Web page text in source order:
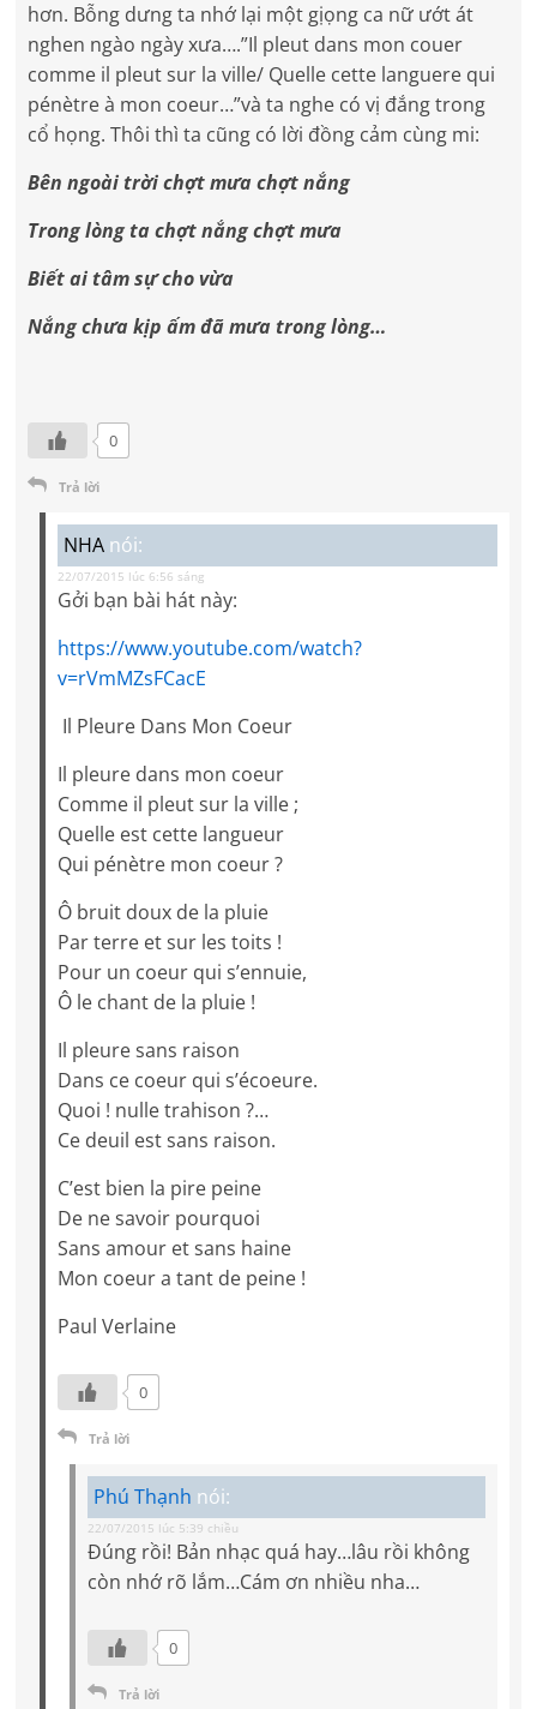
hơn. Bỗng dưng ta nhớ lại một gịọng ca nữ ướt át
nghen ngào ngày xưa….”Il pleut dans mon couer
comme il pleut sur la ville/ Quelle cette languere qui
pénètre à mon coeur…”và ta nghe có vị đắng trong
cổ họng. Thôi thì ta cũng có lời đồng cảm cùng mi:
Bên ngoài trời chợt mưa chợt nắng
Trong lòng ta chợt nắng chợt mưa
Biết ai tâm sự cho vừa
Nắng chưa kịp ấm đã mưa trong lòng…
0
Trả lời
NHA nói:
22/07/2015 lúc 6:56 sáng
Gởi bạn bài hát này:
https://www.youtube.com/watch?
v=rVmMZsFCacE
Il Pleure Dans Mon Coeur
Il pleure dans mon coeur
Comme il pleut sur la ville ;
Quelle est cette langueur
Qui pénètre mon coeur ?
Ô bruit doux de la pluie
Par terre et sur les toits !
Pour un coeur qui s’ennuie,
Ô le chant de la pluie !
Il pleure sans raison
Dans ce coeur qui s’écoeure.
Quoi ! nulle trahison ?…
Ce deuil est sans raison.
C’est bien la pire peine
De ne savoir pourquoi
Sans amour et sans haine
Mon coeur a tant de peine !
Paul Verlaine
0
Trả lời
Phú Thạnh nói:
22/07/2015 lúc 5:39 chiều
Đúng rồi! Bản nhạc quá hay…lâu rồi không
còn nhớ rõ lắm…Cám ơn nhiều nha…
0
Trả lời